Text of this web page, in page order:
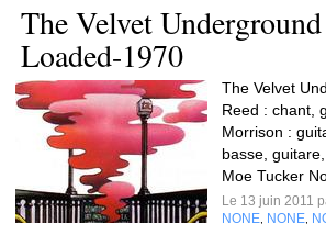
The Velvet
Loaded-1970
The Velvet
Reed : chant,
Morrison :
basse,
Moe Tucker
Le 13 juin 2011
NONE NONE